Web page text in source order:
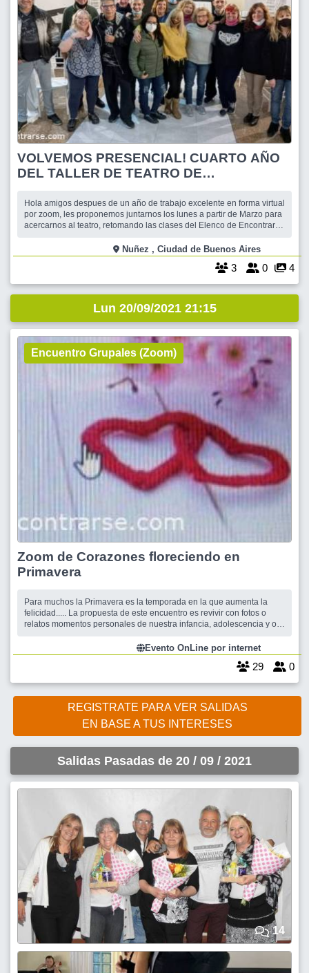
VOLVEMOS PRESENCIAL! CUARTO AÑO
DEL TALLER DE TEATRO DE
!!Hola amigos despues de un año de trabajo excelente en forma virtual
por zoom, les proponemos juntarnos los lunes a partir de Marzo para
acercarnos al teatro, retomando las clases del Elenco de Encontrarse
protocolo ,distancia, y recaudos necesarios y a la vez divirtiéndonos
,imp
Nuñez , Ciudad de Buenos Aires
3 0 4
Lun 20/09/2021 21:15
Encuentro Grupales (Zoom)
Zoom de Corazones floreciendo en
Primavera
Para muchos la Primavera es la temporada en la que aumenta la
felicidad..... La propuesta de este encuentro es revivir con fotos o
relatos momentos personales de nuestra infancia, adolescencia y o
,un momento
Evento OnLine por internet
29 0
REGISTRATE PARA VER SALIDAS
EN BASE A TUS INTERESES
Salidas Pasadas de 20 / 09 / 2021
14